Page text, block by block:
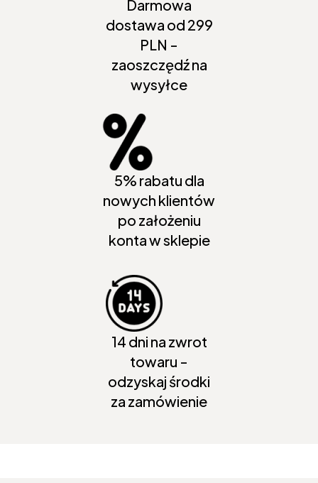
Darmowa
dostawa od 299
PLN -
zaoszczędź na
wysyłce
5% rabatu dla
nowych klientów
po założeniu
konta w sklepie
14 dni na zwrot
towaru -
odzyskaj środki
za zamówienie